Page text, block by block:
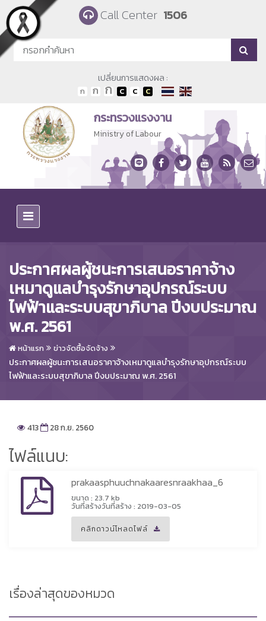
Skip to main content Call Center 1506
เปลี่ยนการแสดงผล :
กระทรวงแรงงาน
Ministry of Labour
ประกาศผลผู้ชนะการเสนอราคาจ้าง
เหมาดูแลบำรุงรักษาอุปกรณ์ระบบ
ไฟฟ้าและระบบสุขาภิบาล ปีงบประมาณ
พ.ศ. 2561
หน้าแรก ข่าวจัดซื้อจัดจ้าง
ประกาศผลผู้ชนะการเสนอราคาจ้างเหมาดูแลบำรุงรักษาอุปกรณ์ระบบ
ไฟฟ้าและระบบสุขาภิบาล ปีงบประมาณ พ.ศ. 2561
413 28 ก.ย. 2560
ไฟล์แนบ:
prakaasphuuchnakaaresnraakhaa_6
ขนาด : 23.7 kb
วันที่สร้างวันที่สร้าง : 2019-03-05
คลิกดาวน์โหลดไฟล์
เรื่องล่าสุดของหมวด